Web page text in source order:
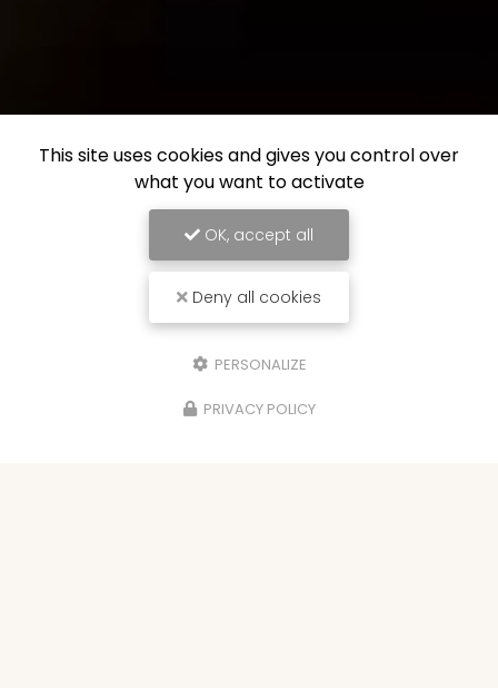
This site uses cookies and gives you control over
what you want to activate
OK, accept all
Deny all cookies
PERSONALIZE
PRIVACY POLICY